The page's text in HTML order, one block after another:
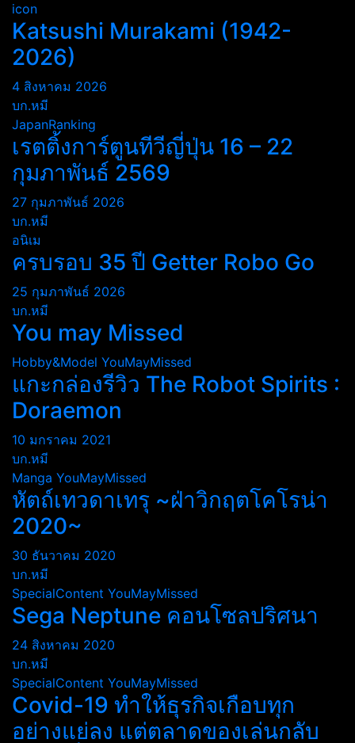
icon
Katsushi Murakami (1942-
2026)
4 สิงหาคม 2026
บก.หมี
JapanRanking
เรตติ้งการ์ตูนทีวีญี่ปุ่น 16 – 22
กุมภาพันธ์ 2569
27 กุมภาพันธ์ 2026
บก.หมี
อนิเม
ครบรอบ 35 ปี Getter Robo Go
25 กุมภาพันธ์ 2026
บก.หมี
You may Missed
Hobby&Model YouMayMissed
แกะกล่องรีวิว The Robot Spirits :
Doraemon
10 มกราคม 2021
บก.หมี
Manga YouMayMissed
หัตถ์เทวดาเทรุ ~ฝ่าวิกฤตโคโรน่า
2020~
30 ธันวาคม 2020
บก.หมี
SpecialContent YouMayMissed
Sega Neptune คอนโซลปริศนา
24 สิงหาคม 2020
บก.หมี
SpecialContent YouMayMissed
Covid-19 ทำให้ธุรกิจเกือบทุก
อย่างแย่ลง แต่ตลาดของเล่นกลับ